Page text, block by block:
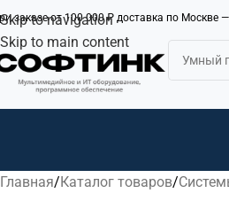
Skip to navigation
Skip to main content
заказе от 100 000 ₽ доставка по Москве
Главная Каталог товаров